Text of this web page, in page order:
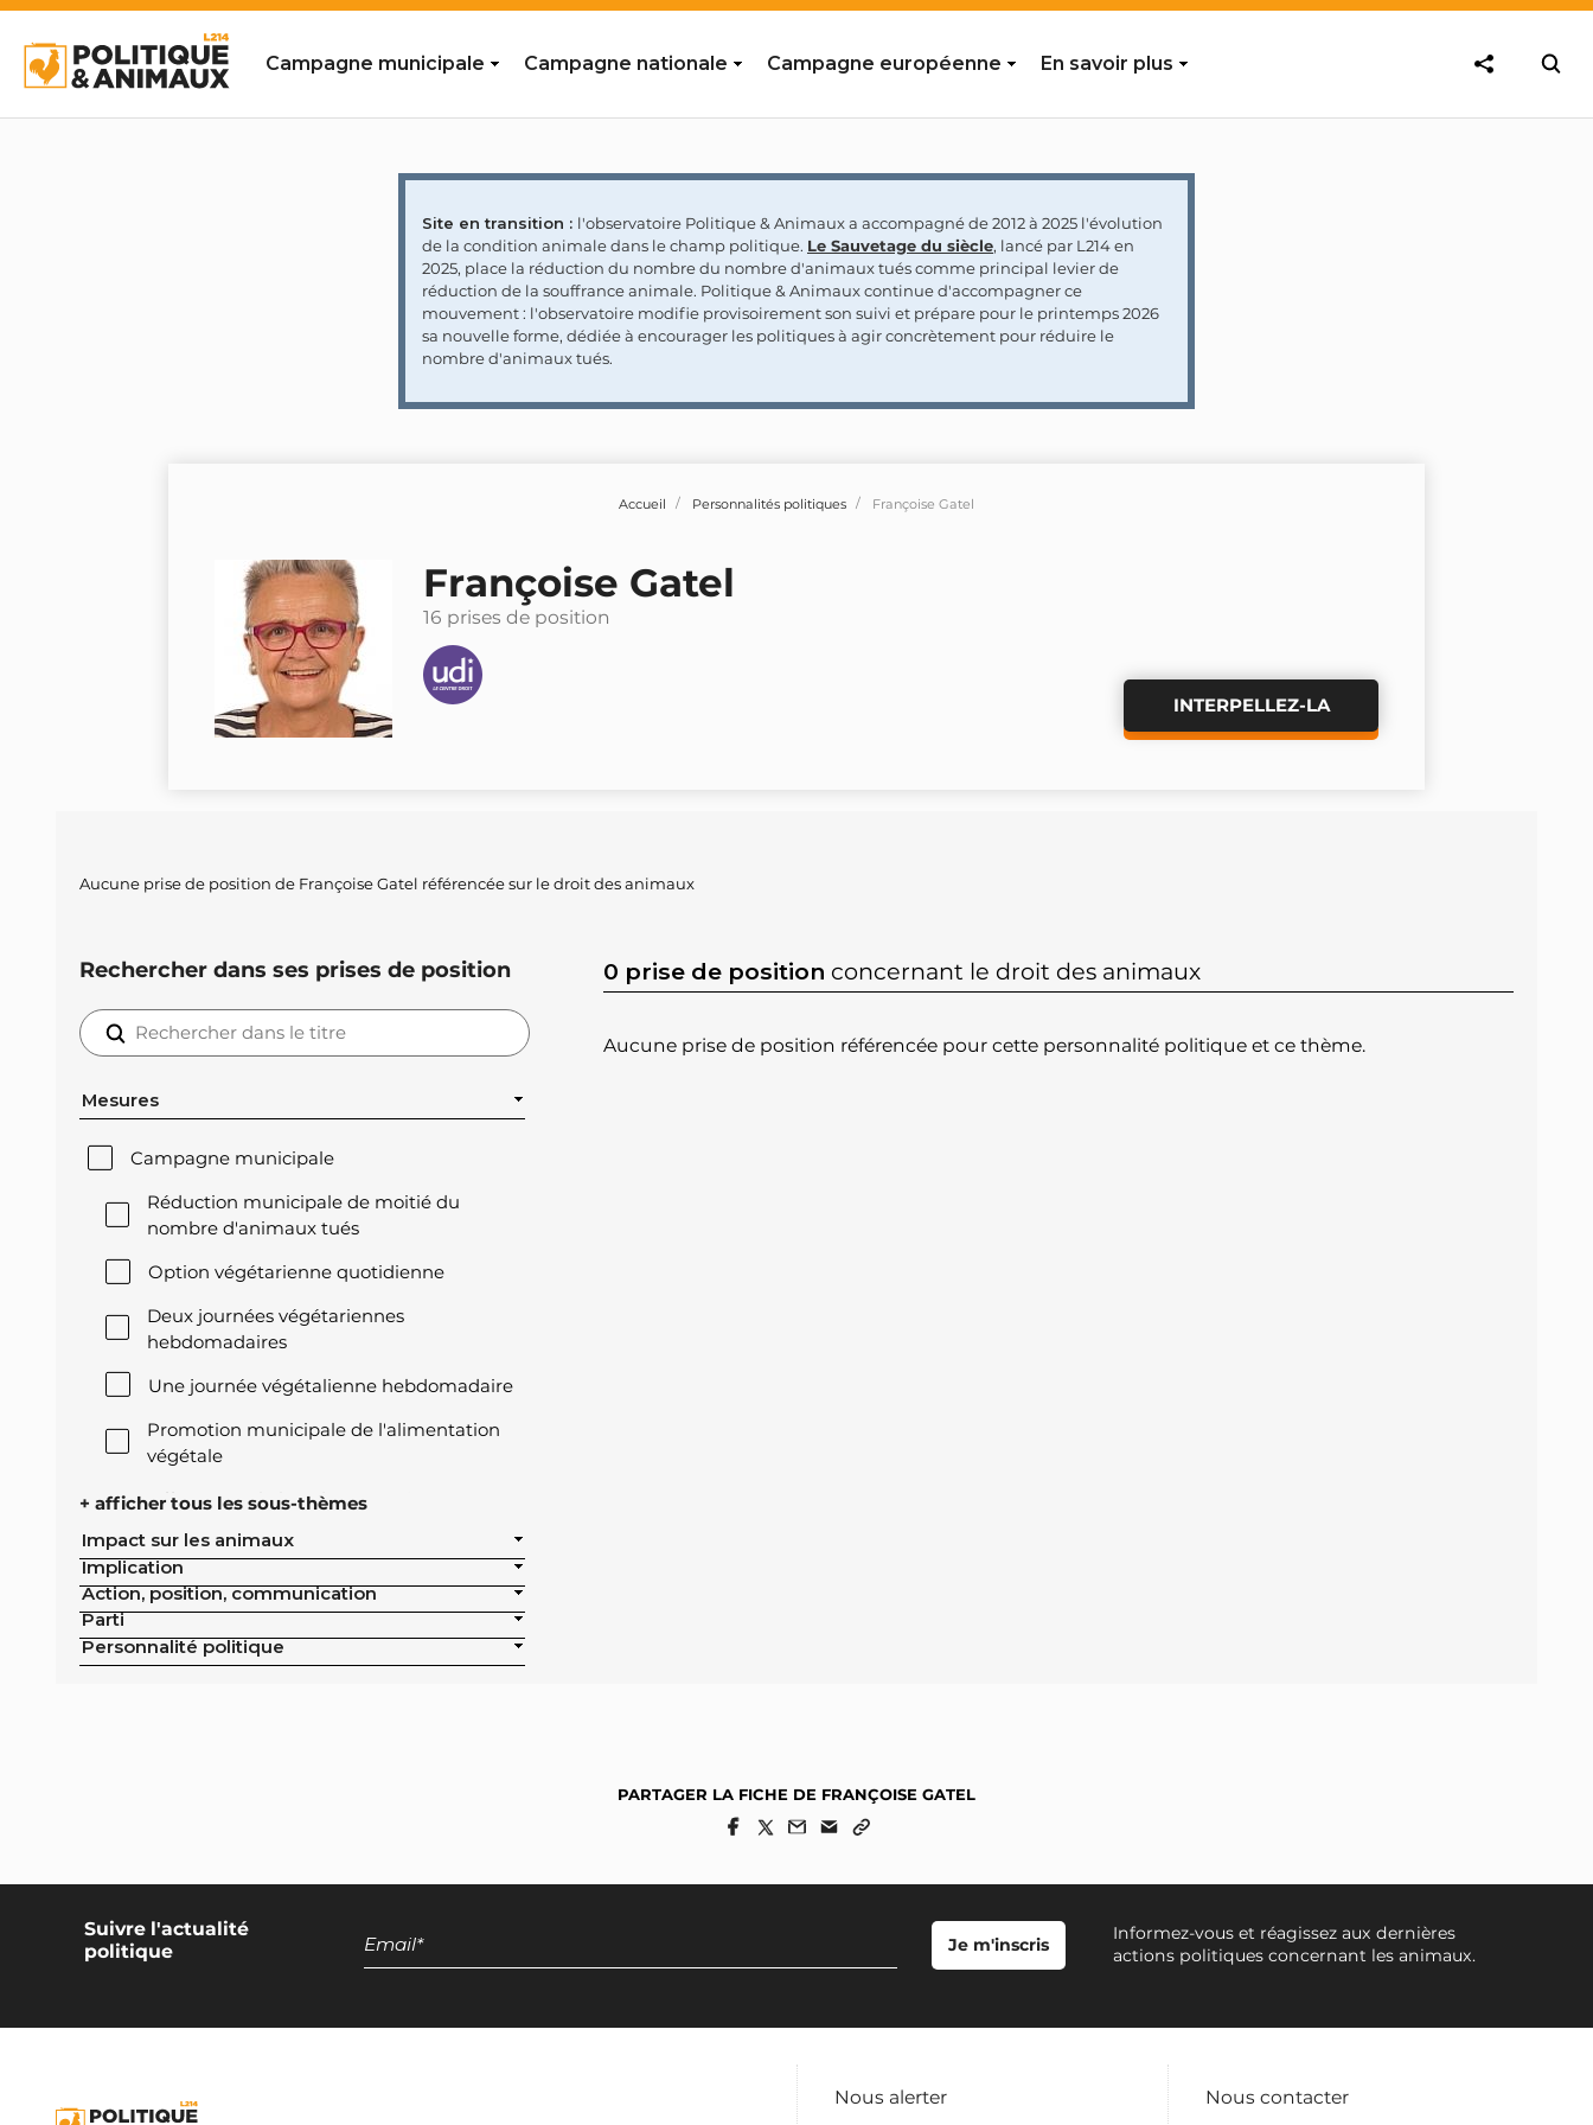
Campagne municipale Campagne nationale Campagne européenne En savoir plus
Site en transition : l'observatoire Politique & Animaux a accompagné de 2012 à 2025 l'évolution
de la condition animale dans le champ politique. Le Sauvetage du siècle, lancé par L214 en
2025, place la réduction du nombre du nombre d'animaux tués comme principal levier de
réduction de la souffrance animale. Politique & Animaux continue d'accompagner ce
mouvement : l'observatoire modifie provisoirement son suivi et prépare pour le printemps 2026
sa nouvelle forme, dédiée à encourager les politiques à agir concrètement pour réduire le
nombre d'animaux tués.
Accueil Personnalités politiques Françoise Gatel
Françoise Gatel
16 prises de position
INTERPELLEZ-LA
Aucune prise de position de Françoise Gatel référencée sur le droit des animaux
Rechercher dans ses prises de position
Mesures
Campagne municipale
Réduction municipale de moitié du
nombre d'animaux tués
Option végétarienne quotidienne
Deux journées végétariennes
hebdomadaires
Une journée végétalienne hebdomadaire
Promotion municipale de l'alimentation
végétale
Offre végétale lors des réceptions
Exclusion de l'élevage intensif des achats
publics de la ville
Exclusion de la pisciculture des achats
publics de la ville
piscicoles
Mesures miroirs sur les produits d’origine
Interdiction des navires de pêche de plus
Interdiction nationale des élevages
+ afficher tous les sous-thèmes
Impact sur les animaux
Implication
Action, position, communication
Parti
Personnalité politique
0 prise de position concernant le droit des animaux
Aucune prise de position référencée pour cette personnalité politique et ce thème.
PARTAGER LA FICHE DE FRANÇOISE GATEL
Suivre l'actualité
politique
Informez-vous et réagissez aux dernières
actions politiques concernant les animaux.
Nous alerter Nous contacter